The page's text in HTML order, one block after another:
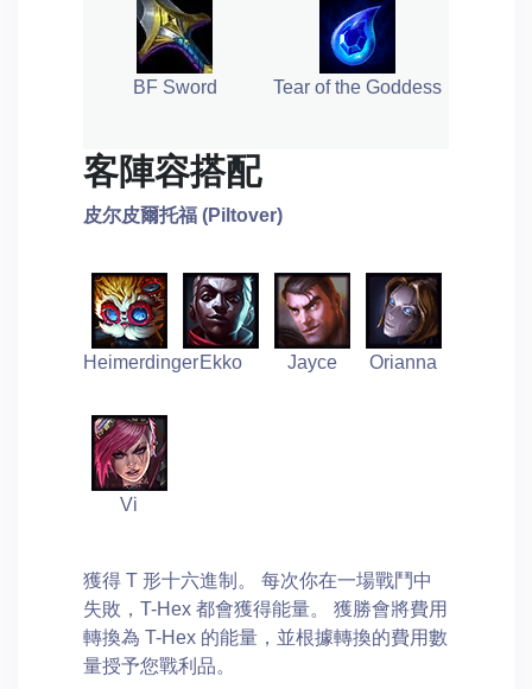
BF Sword Tear of the Goddess
客陣容搭配
皮尔皮爾托福 (Piltover)
HeimerdingerEkko Jayce Orianna
Vi
獲得 T 形十六進制。 每次你在一場戰鬥中
失敗，T-Hex 都會獲得能量。 獲勝會將費用
轉換為 T-Hex 的能量，並根據轉換的費用​​數
量授予您戰利品。